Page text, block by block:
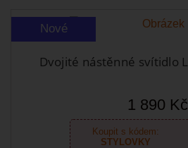
Nové
Dvojité nástěnné svítidlo
1 890 Kč
Koupit s kódem:
STYLOVKY